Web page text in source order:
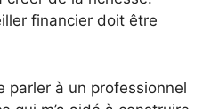
financier doit être
parler à un professionnel